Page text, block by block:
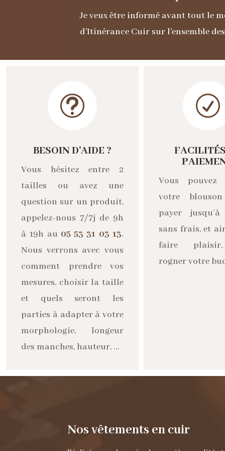
Je veux être informé avant tout le
d'Itinérance Cuir sur l'ensemble
t
BESOIN D'AIDE ?
Vous hésitez entre 2
tailles ou avez une
question sur un produit,
appelez-nous 7/7j de 9h
à 19h au 05 53 31 03 13.
Nous verrons avec vous
comment prendre vos
mesures, choisir la taille
et quels seront les
parties à adapter à votre
morphologie, longeur
des manches, hauteur, …
R
Vous pouvez
votre
payer
sans frais, et
faire
rogner votre
Nos vêtements en cuir